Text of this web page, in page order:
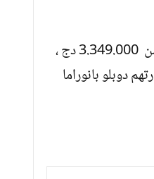
وتتوفر فيات دوبلو بانوراما بثلاثة ألوان وبالنسبة للأسعار تعرض ابتداء من 3.349.000 دج ،
سيارتهم دوبلو بانوراما